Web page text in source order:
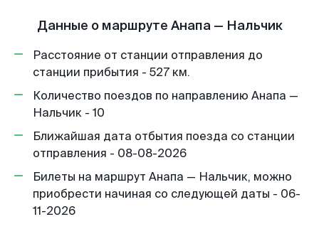
Данные о маршруте Анапа — Нальчик
Расстояние от станции отправления до
станции прибытия - 527 км.
Количество поездов по направлению Анапа —
Нальчик - 10
Ближайшая дата отбытия поезда со станции
отправления - 08-08-2026
Билеты на маршрут Анапа — Нальчик, можно
приобрести начиная со следующей даты - 06-
11-2026